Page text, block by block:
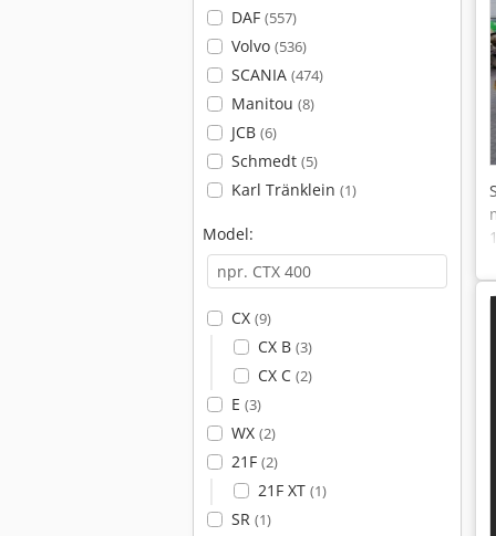
DAF (557)
Volvo (536)
SCANIA (474)
Manitou (8)
JCB (6)
Schmedt (5)
Karl Tränklein (1)
Model:
CX (9)
CX B (3)
CX C (2)
E (3)
WX (2)
21F (2)
21F XT (1)
SR (1)